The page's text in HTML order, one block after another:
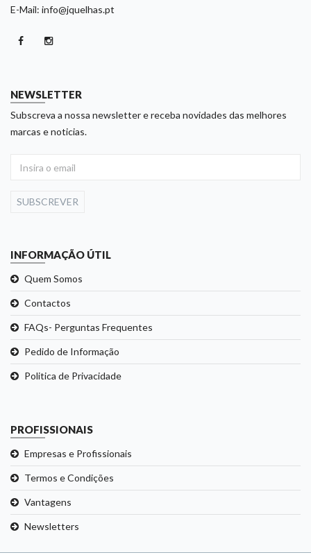
E-Mail: info@jquelhas.pt
NEWSLETTER
Subscreva a nossa newsletter e receba novidades das melhores
marcas e noticias.
SUBSCREVER
INFORMAÇÃO ÚTIL
Quem Somos
Contactos
FAQs- Perguntas Frequentes
Pedido de Informação
Politica de Privacidade
PROFISSIONAIS
Empresas e Profissionais
Termos e Condições
Vantagens
Newsletters